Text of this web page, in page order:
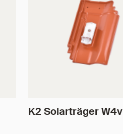
K2 Solarträger W4v